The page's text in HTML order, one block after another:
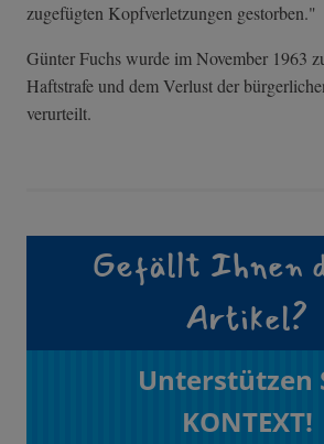
zugefügten Kopfverletzungen gestorben."
Günter Fuchs wurde im November 1963
Haftstrafe und dem Verlust der
verurteilt.
Gefällt Ihnen
Artikel?
Unterstützen
KONTEXT!